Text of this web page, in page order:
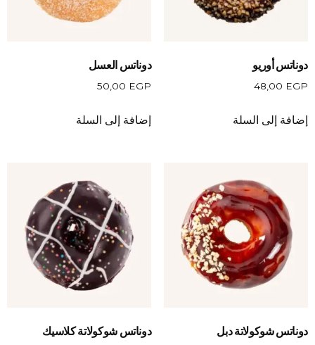
دوناتس أوريو
48,00 EGP
إضافة إلى السلة
دوناتس العسل
50,00 EGP
إضافة إلى السلة
دوناتس شوكولاتة دبل دوناتس شوكولاتة كلاسيك